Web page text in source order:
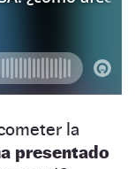
la
presentado